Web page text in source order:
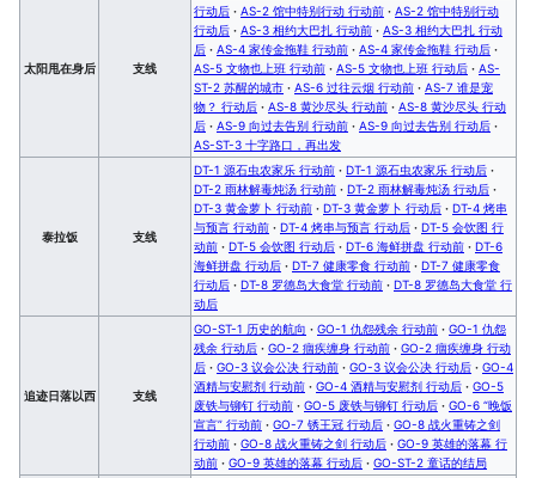
太阳甩在身后 支线
行动后 · AS-2 馆中特别行动 行动前 · AS-2 馆中特别行动
行动后 · AS-3 相约大巴扎 行动前 · AS-3 相约大巴扎 行动
后 · AS-4 家传金拖鞋 行动前 · AS-4 家传金拖鞋 行动后 ·
AS-5 文物也上班 行动前 · AS-5 文物也上班 行动后 · AS-
ST-2 苏醒的城市 · AS-6 过往云烟 行动前 · AS-7 谁是宠
物？ 行动后 · AS-8 黄沙尽头 行动前 · AS-8 黄沙尽头 行动
后 · AS-9 向过去告别 行动前 · AS-9 向过去告别 行动后 ·
AS-ST-3 十字路口，再出发
泰拉饭 支线
DT-1 源石虫农家乐 行动前 · DT-1 源石虫农家乐 行动后 ·
DT-2 雨林解毒炖汤 行动前 · DT-2 雨林解毒炖汤 行动后 ·
DT-3 黄金萝卜 行动前 · DT-3 黄金萝卜 行动后 · DT-4 烤串
与预言 行动前 · DT-4 烤串与预言 行动后 · DT-5 会饮图 行
动前 · DT-5 会饮图 行动后 · DT-6 海鲜拼盘 行动前 · DT-6
海鲜拼盘 行动后 · DT-7 健康零食 行动前 · DT-7 健康零食
行动后 · DT-8 罗德岛大食堂 行动前 · DT-8 罗德岛大食堂 行
动后
追迹日落以西 支线
GO-ST-1 历史的航向 · GO-1 仇怨残余 行动前 · GO-1 仇怨
残余 行动后 · GO-2 痼疾缠身 行动前 · GO-2 痼疾缠身 行动
后 · GO-3 议会公决 行动前 · GO-3 议会公决 行动后 · GO-4
酒精与安慰剂 行动前 · GO-4 酒精与安慰剂 行动后 · GO-5
废铁与铆钉 行动前 · GO-5 废铁与铆钉 行动后 · GO-6 “晚饭
宣言” 行动前 · GO-7 锈王冠 行动后 · GO-8 战火重铸之剑
行动前 · GO-8 战火重铸之剑 行动后 · GO-9 英雄的落幕 行
动前 · GO-9 英雄的落幕 行动后 · GO-ST-2 童话的结局